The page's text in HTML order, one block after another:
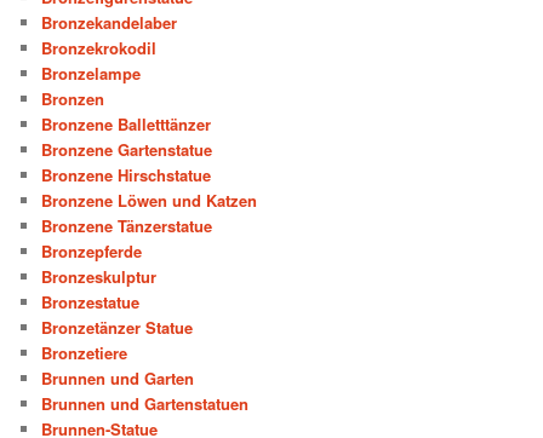
Bronzekandelaber
Bronzekrokodil
Bronzelampe
Bronzen
Bronzene Balletttänzer
Bronzene Gartenstatue
Bronzene Hirschstatue
Bronzene Löwen und Katzen
Bronzene Tänzerstatue
Bronzepferde
Bronzeskulptur
Bronzestatue
Bronzetänzer Statue
Bronzetiere
Brunnen und Garten
Brunnen und Gartenstatuen
Brunnen-Statue